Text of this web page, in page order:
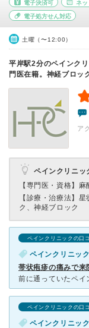
電子決済可 ネッ
電子処方せん対応
土曜（〜12:00）
平岸駅2分のペインク
門医在籍。神経ブロッ
ア
ペインクリニッ
【専門医・資格】 麻
【診療・治療法】 星
ク、神経ブロック
ペインクリニックの口
ペインクリニック
帯状疱疹の痛みで来
ペインクリニックの口
ペインクリニック